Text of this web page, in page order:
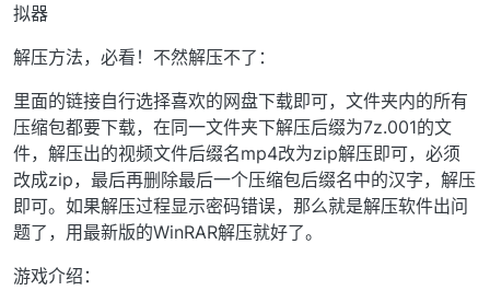
拟器
解压方法，必看！不然解压不了：
里面的链接自行选择喜欢的网盘下载即可，文件夹内的所有
压缩包都要下载，在同一文件夹下解压后缀为7z.001的文
件，解压出的视频文件后缀名mp4改为zip解压即可，必须
改成zip，最后再删除最后一个压缩包后缀名中的汉字，解压
即可。如果解压过程显示密码错误，那么就是解压软件出问
题了，用最新版的WinRAR解压就好了。
游戏介绍：